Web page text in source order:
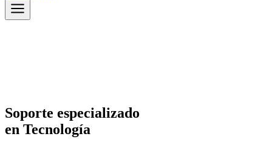
Soporte especializado
en Tecnología